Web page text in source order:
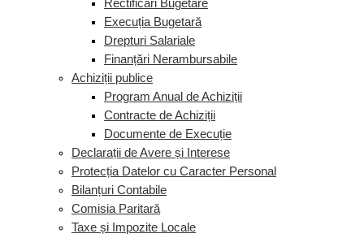
Rectificări Bugetare
Execuția Bugetară
Drepturi Salariale
Finanțări Nerambursabile
Achiziții publice
Program Anual de Achiziții
Contracte de Achiziții
Documente de Execuție
Declarații de Avere și Interese
Protecția Datelor cu Caracter Personal
Bilanțuri Contabile
Comisia Paritară
Taxe și Impozite Locale